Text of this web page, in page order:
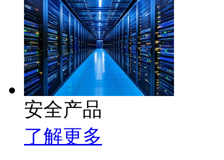
安全产品
了解更多